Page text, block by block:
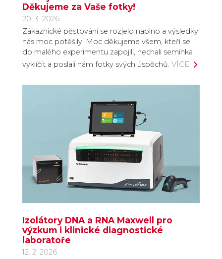
Děkujeme za Vaše fotky!
20. 3. 2026
Zákaznické pěstování se rozjelo naplno a výsledky
nás moc potěšily. Moc děkujeme všem, kteří se
do malého experimentu zapojili, nechali semínka
vyklíčit a poslali nám fotky svých úspěchů. VÍCE
Izolátory DNA a RNA Maxwell pro
výzkum i klinické diagnostické
laboratoře
12. 2. 2026